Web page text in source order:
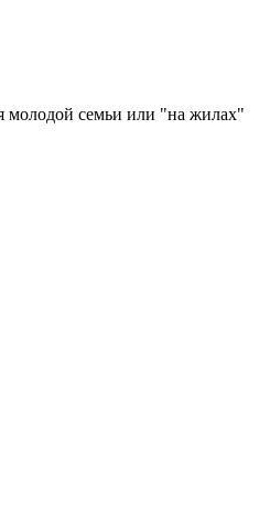
молодой семьи или "на жилах"